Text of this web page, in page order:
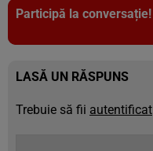
Participă la conversație!
LASĂ UN RĂSPUNS
Trebuie să fii autentificat